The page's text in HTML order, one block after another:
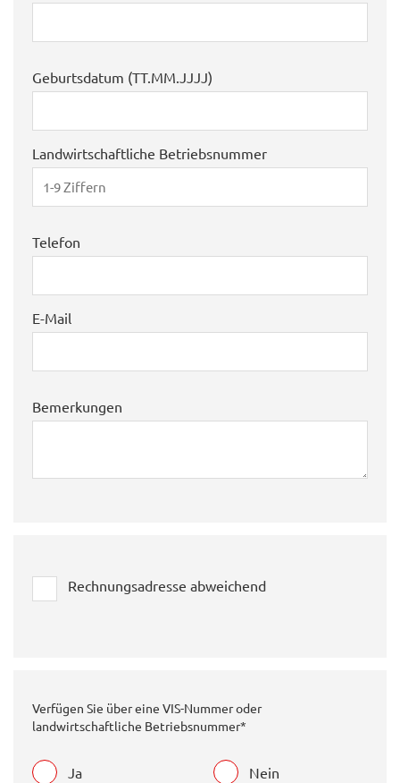
Geburtsdatum (TT.MM.JJJJ)
Landwirtschaftliche Betriebsnummer
Telefon
E-Mail
Bemerkungen
Rechnungsadresse abweichend
Verfügen Sie über eine VIS-Nummer oder
landwirtschaftliche Betriebsnummer*
Ja Nein